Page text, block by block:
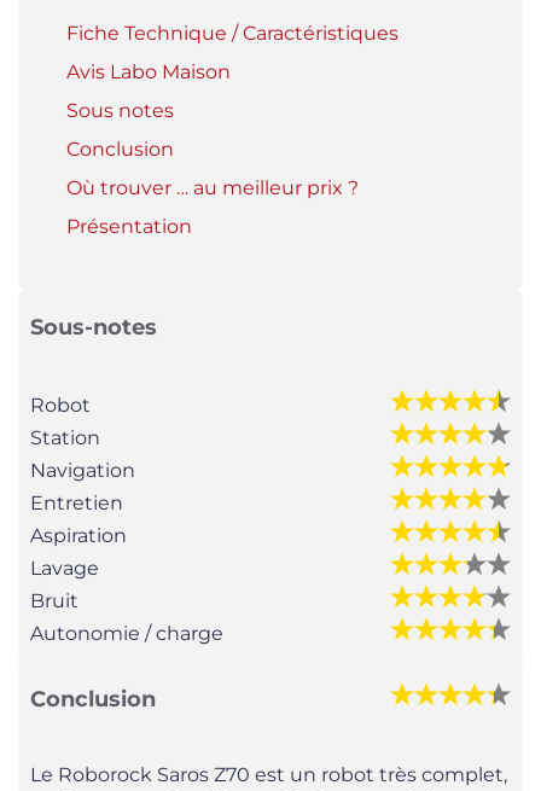
Fiche Technique / Caractéristiques
Avis Labo Maison
Sous notes
Conclusion
Où trouver … au meilleur prix ?
Présentation
Sous-notes
Robot
Station
Navigation
Entretien
Aspiration
Lavage
Bruit
Autonomie / charge
Conclusion
Le Roborock Saros Z70 est un robot très complet,